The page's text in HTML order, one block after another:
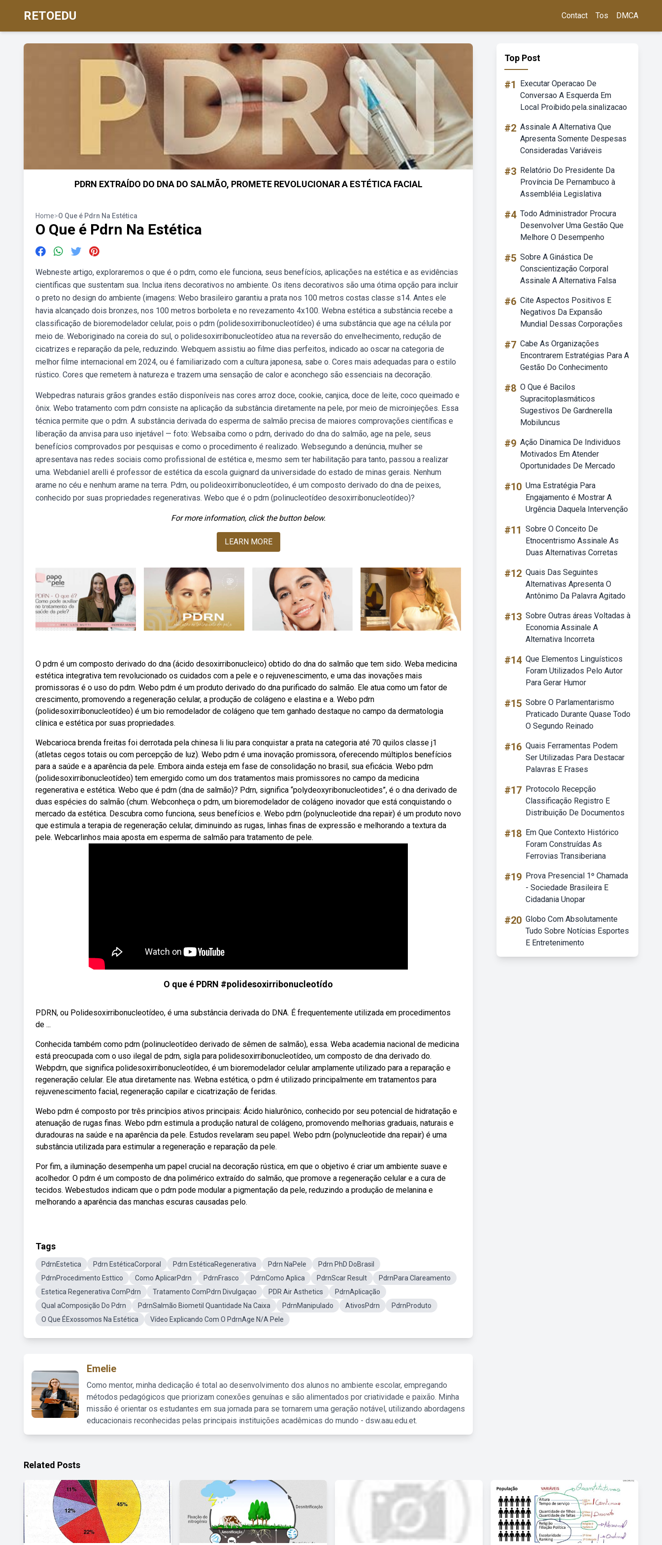
RETOEDU Contact Tos DMCA
PDRN EXTRAÍDO DO DNA DO SALMÃO, PROMETE REVOLUCIONAR A ESTÉTICA FACIAL
Home>O Que é Pdrn Na Estética
O Que é Pdrn Na Estética
Webneste artigo, exploraremos o que é o pdrn, como ele funciona, seus benefícios, aplicações na estética e as evidências
científicas que sustentam sua. Inclua itens decorativos no ambiente. Os itens decorativos são uma ótima opção para incluir
o preto no design do ambiente (imagens: Webo brasileiro garantiu a prata nos 100 metros costas classe s14. Antes ele
havia alcançado dois bronzes, nos 100 metros borboleta e no revezamento 4x100. Webna estética a substância recebe a
classificação de bioremodelador celular, pois o pdrn (polidesoxirribonucleotídeo) é uma substância que age na célula por
meio de. Weboriginado na coreia do sul, o polidesoxirribonucleotídeo atua na reversão do envelhecimento, redução de
cicatrizes e reparação da pele, reduzindo. Webquem assistiu ao filme dias perfeitos, indicado ao oscar na categoria de
melhor filme internacional em 2024, ou é familiarizado com a cultura japonesa, sabe o. Cores mais adequadas para o estilo
rústico. Cores que remetem à natureza e trazem uma sensação de calor e aconchego são essenciais na decoração.
Webpedras naturais grãos grandes estão disponíveis nas cores arroz doce, cookie, canjica, doce de leite, coco queimado e
ônix. Webo tratamento com pdrn consiste na aplicação da substância diretamente na pele, por meio de microinjeções. Essa
técnica permite que o pdrn. A substância derivada do esperma de salmão precisa de maiores comprovações científicas e
liberação da anvisa para uso injetável — foto: Websaiba como o pdrn, derivado do dna do salmão, age na pele, seus
benefícios comprovados por pesquisas e como o procedimento é realizado. Websegundo a denúncia, mulher se
apresentava nas redes sociais como profissional de estética e, mesmo sem ter habilitação para tanto, passou a realizar
uma. Webdaniel arelli é professor de estética da escola guignard da universidade do estado de minas gerais. Nenhum
arame no céu e nenhum arame na terra. Pdrn, ou polideoxirribonucleotídeo, é um composto derivado do dna de peixes,
conhecido por suas propriedades regenerativas. Webo que é o pdrn (polinucleotídeo desoxirribonucleotídeo)?
For more information, click the button below.
LEARN MORE
O pdrn é um composto derivado do dna (ácido desoxirribonucleico) obtido do dna do salmão que tem sido. Weba medicina
estética integrativa tem revolucionado os cuidados com a pele e o rejuvenescimento, e uma das inovações mais
promissoras é o uso do pdrn. Webo pdrn é um produto derivado do dna purificado do salmão. Ele atua como um fator de
crescimento, promovendo a regeneração celular, a produção de colágeno e elastina e a. Webo pdrn
(polidesoxirribonucleotídeo) é um bio remodelador de colágeno que tem ganhado destaque no campo da dermatologia
clínica e estética por suas propriedades.
Webcarioca brenda freitas foi derrotada pela chinesa li liu para conquistar a prata na categoria até 70 quilos classe j1
(atletas cegos totais ou com percepção de luz). Webo pdrn é uma inovação promissora, oferecendo múltiplos benefícios
para a saúde e a aparência da pele. Embora ainda esteja em fase de consolidação no brasil, sua eficácia. Webo pdrn
(polidesoxirribonucleotídeo) tem emergido como um dos tratamentos mais promissores no campo da medicina
regenerativa e estética. Webo que é pdrn (dna de salmão)? Pdrn, significa “polydeoxyribonucleotides”, é o dna derivado de
duas espécies do salmão (chum. Webconheça o pdrn, um bioremodelador de colágeno inovador que está conquistando o
mercado da estética. Descubra como funciona, seus benefícios e. Webo pdrn (polynucleotide dna repair) é um produto novo
que estimula a terapia de regeneração celular, diminuindo as rugas, linhas finas de expressão e melhorando a textura da
pele. Webcarlinhos maia aposta em esperma de salmão para tratamento de pele.
O que é PDRN #polidesoxirribonucleotído
PDRN, ou Polidesoxirribonucleotídeo, é uma substância derivada do DNA. É frequentemente utilizada em procedimentos
de ...
Conhecida também como pdrn (polinucleotídeo derivado de sêmen de salmão), essa. Weba academia nacional de medicina
está preocupada com o uso ilegal de pdrn, sigla para polidesoxirribonucleotídeo, um composto de dna derivado do.
Webpdrn, que significa polidesoxirribonucleotídeo, é um bioremodelador celular amplamente utilizado para a reparação e
regeneração celular. Ele atua diretamente nas. Webna estética, o pdrn é utilizado principalmente em tratamentos para
rejuvenescimento facial, regeneração capilar e cicatrização de feridas.
Webo pdrn é composto por três princípios ativos principais: Ácido hialurônico, conhecido por seu potencial de hidratação e
atenuação de rugas finas. Webo pdrn estimula a produção natural de colágeno, promovendo melhorias graduais, naturais e
duradouras na saúde e na aparência da pele. Estudos revelaram seu papel. Webo pdrn (polynucleotide dna repair) é uma
substância utilizada para estimular a regeneração e reparação da pele.
Por fim, a iluminação desempenha um papel crucial na decoração rústica, em que o objetivo é criar um ambiente suave e
acolhedor. O pdrn é um composto de dna polimérico extraído do salmão, que promove a regeneração celular e a cura de
tecidos. Webestudos indicam que o pdrn pode modular a pigmentação da pele, reduzindo a produção de melanina e
melhorando a aparência das manchas escuras causadas pelo.
Tags
PdrnEstetica Pdrn EstéticaCorporal Pdrn EstéticaRegenerativa Pdrn NaPele
Pdrn PhD DoBrasil
PdrnProcedimento Esttico
Como AplicarPdrn PdrnFrasco PdrnComo Aplica PdrnScar Result
PdrnPara Clareamento
Estetica Regenerativa ComPdrn
Tratamento ComPdrn Divulgaçao PDR Air Asthetics
PdrnAplicação
Qual aComposição Do Pdrn
PdrnSalmão Biometil Quantidade Na Caixa PdrnManipulado AtivosPdrn
PdrnProduto
O Que ÉExossomos Na Estética
Vídeo Explicando Com O PdrnAge N/A Pele
Emelie
Como mentor, minha dedicação é total ao desenvolvimento dos alunos no ambiente escolar, empregando
métodos pedagógicos que priorizam conexões genuínas e são alimentados por criatividade e paixão. Minha
missão é orientar os estudantes em sua jornada para se tornarem uma geração notável, utilizando abordagens
educacionais reconhecidas pelas principais instituições acadêmicas do mundo - dsw.aau.edu.et.
Top Post
#1
Executar Operacao De
Conversao A Esquerda Em
Local Proibido.pela.sinalizacao
#2 Assinale A Alternativa Que
Apresenta Somente Despesas
Consideradas Variáveis
#3 Relatório Do Presidente Da
Província De Pernambuco à
Assembléia Legislativa
#4 Todo Administrador Procura
Desenvolver Uma Gestão Que
Melhore O Desempenho
#5 Sobre A Ginástica De
Conscientização Corporal
Assinale A Alternativa Falsa
#6 Cite Aspectos Positivos E
Negativos Da Expansão
Mundial Dessas Corporações
#7 Cabe As Organizações
Encontrarem Estratégias Para A
Gestão Do Conhecimento
#8 O Que é Bacilos
Supracitoplasmáticos
Sugestivos De Gardnerella
Mobiluncus
#9 Ação Dinamica De Individuos
Motivados Em Atender
Oportunidades De Mercado
#10 Uma Estratégia Para
Engajamento é Mostrar A
Urgência Daquela Intervenção
#11 Sobre O Conceito De
Etnocentrismo Assinale As
Duas Alternativas Corretas
#12 Quais Das Seguintes
Alternativas Apresenta O
Antônimo Da Palavra Agitado
#13 Sobre Outras áreas Voltadas à
Economia Assinale A
Alternativa Incorreta
#14 Que Elementos Linguísticos
Foram Utilizados Pelo Autor
Para Gerar Humor
#15 Sobre O Parlamentarismo
Praticado Durante Quase Todo
O Segundo Reinado
#16 Quais Ferramentas Podem
Ser Utilizadas Para Destacar
Palavras E Frases
#17 Protocolo Recepção
Classificação Registro E
Distribuição De Documentos
#18 Em Que Contexto Histórico
Foram Construídas As
Ferrovias Transiberiana
#19 Prova Presencial 1º Chamada
- Sociedade Brasileira E
Cidadania Unopar
#20 Globo Com Absolutamente
Tudo Sobre Notícias Esportes
E Entretenimento
Related Posts